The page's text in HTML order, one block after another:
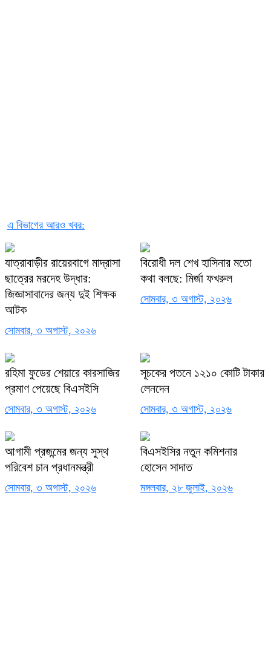
এ বিভাগের আরও খবর:
যাত্রাবাড়ীর রায়েরবাগে মাদ্রাসা
ছাত্রের মরদেহ উদ্ধার:
জিজ্ঞাসাবাদের জন্য দুই শিক্ষক
আটক
সোমবার, ৩ অগাস্ট, ২০২৬
বিরোধী দল শেখ হাসিনার মতো
কথা বলছে: মির্জা ফখরুল
সোমবার, ৩ অগাস্ট, ২০২৬
রহিমা ফুডের শেয়ারে কারসাজির
প্রমাণ পেয়েছে বিএসইসি
সোমবার, ৩ অগাস্ট, ২০২৬
সূচকের পতনে ১২১০ কোটি টাকার
লেনদেন
সোমবার, ৩ অগাস্ট, ২০২৬
আগামী প্রজন্মের জন্য সুস্থ
পরিবেশ চান প্রধানমন্ত্রী
সোমবার, ৩ অগাস্ট, ২০২৬
বিএসইসির নতুন কমিশনার
হোসেন সাদাত
মঙ্গলবার, ২৮ জুলাই, ২০২৬